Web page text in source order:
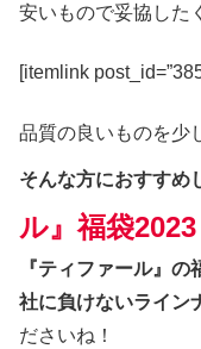
安いもので妥協した
[itemlink
品質の良いものを少
そんな方におすすめ
ル』福袋2023
『ティファール』の
社に負けないライン
ださいね！